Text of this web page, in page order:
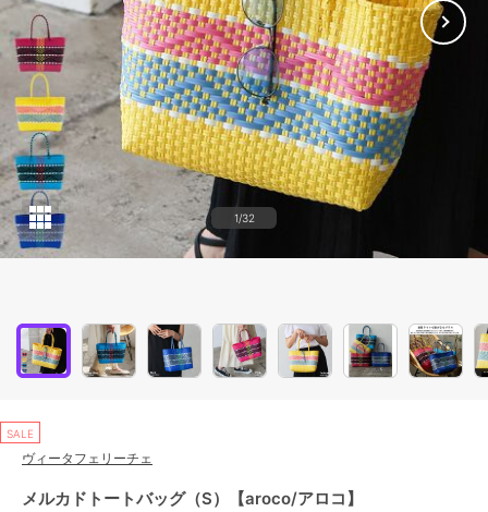
1/32
SALE
ヴィータフェリーチェ
メルカドトートバッグ（S）【aroco/アロコ】